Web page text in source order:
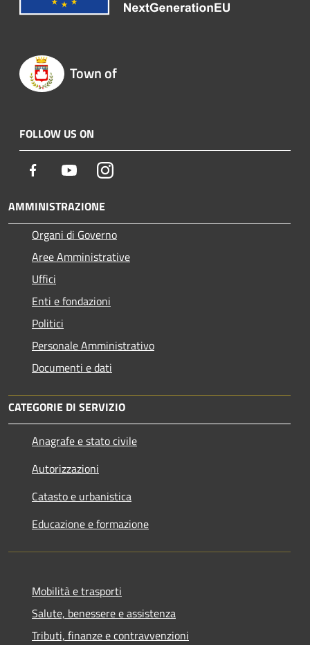
Town of
FOLLOW US ON
Facebook YoutubeInstagram
AMMINISTRAZIONE
Organi di Governo
Aree Amministrative
Uffici
Enti e fondazioni
Politici
Personale Amministrativo
Documenti e dati
CATEGORIE DI SERVIZIO
Anagrafe e stato civile
Autorizzazioni
Catasto e urbanistica
Educazione e formazione
Mobilità e trasporti
Salute, benessere e assistenza
Tributi, finanze e contravvenzioni